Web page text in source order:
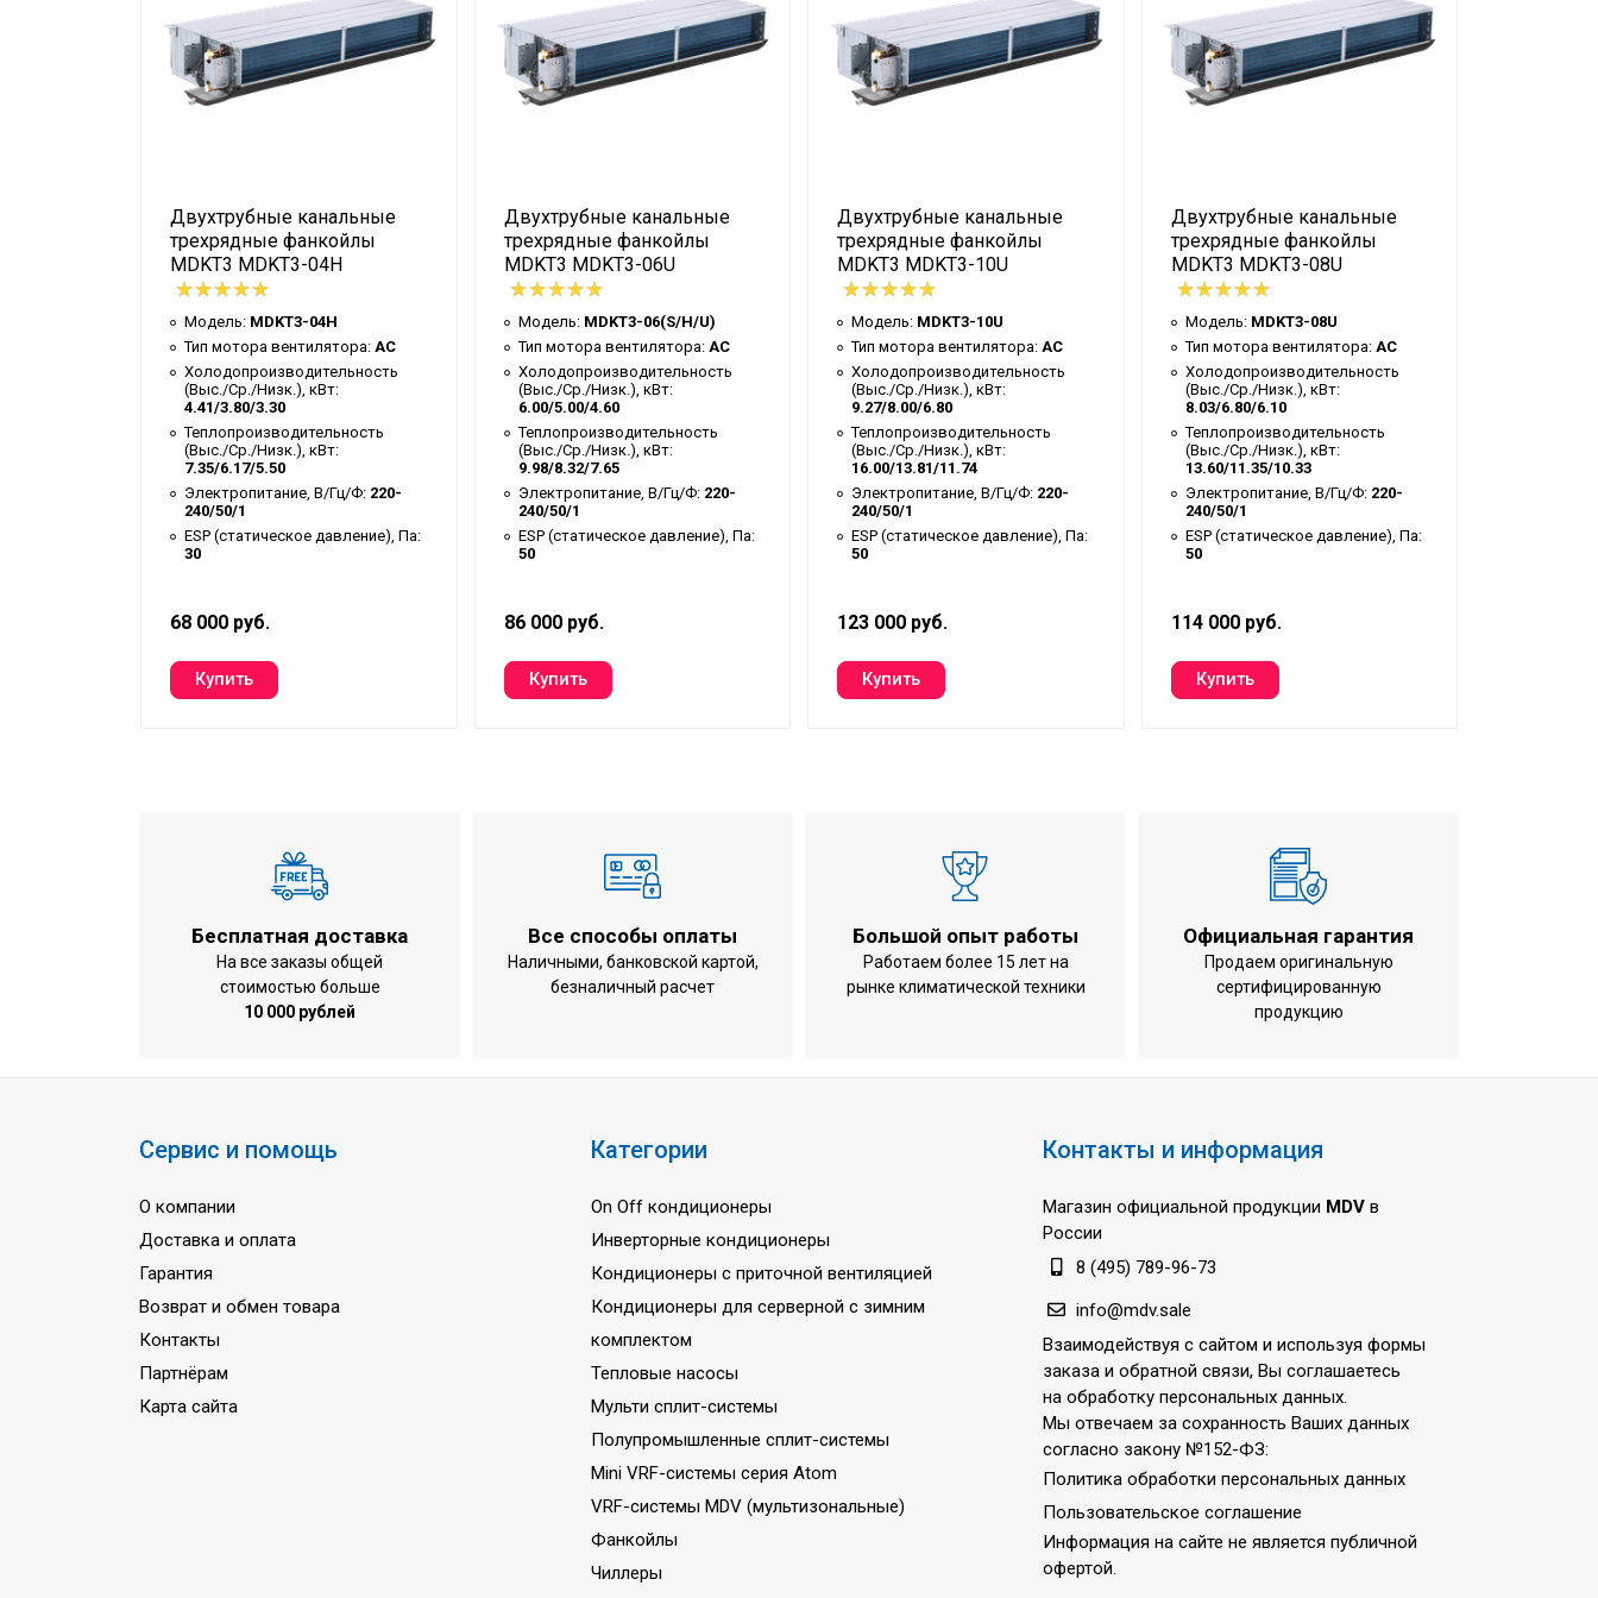
Двухтрубные канальные
трехрядные фанкойлы
MDKT3 MDKT3-04H
Модель: MDKT3-04H
Тип мотора вентилятора: AC
Холодопроизводительность
(Выс./Ср./Низк.), кВт:
4.41/3.80/3.30
Теплопроизводительность
(Выс./Ср./Низк.), кВт:
7.35/6.17/5.50
Электропитание, В/Гц/Ф: 220-
240/50/1
ESP (статическое давление), Па:
30
68 000 руб.
Двухтрубные канальные
трехрядные фанкойлы
MDKT3 MDKT3-06U
Модель: MDKT3-06(S/H/U)
Тип мотора вентилятора: AC
Холодопроизводительность
(Выс./Ср./Низк.), кВт:
6.00/5.00/4.60
Теплопроизводительность
(Выс./Ср./Низк.), кВт:
9.98/8.32/7.65
Электропитание, В/Гц/Ф: 220-
240/50/1
ESP (статическое давление), Па:
50
86 000 руб.
Двухтрубные канальные
трехрядные фанкойлы
MDKT3 MDKT3-10U
Модель: MDKT3-10U
Тип мотора вентилятора: AC
Холодопроизводительность
(Выс./Ср./Низк.), кВт:
9.27/8.00/6.80
Теплопроизводительность
(Выс./Ср./Низк.), кВт:
16.00/13.81/11.74
Электропитание, В/Гц/Ф: 220-
240/50/1
ESP (статическое давление), Па:
50
123 000 руб.
Двухтрубные канальные
трехрядные фанкойлы
MDKT3 MDKT3-08U
Модель: MDKT3-08U
Тип мотора вентилятора: AC
Холодопроизводительность
(Выс./Ср./Низк.), кВт:
8.03/6.80/6.10
Теплопроизводительность
(Выс./Ср./Низк.), кВт:
13.60/11.35/10.33
Электропитание, В/Гц/Ф: 220-
240/50/1
ESP (статическое давление), Па:
50
114 000 руб.
Бесплатная доставка
На все заказы общей
стоимостью больше
10 000 рублей
Все способы оплаты
Наличными, банковской картой,
безналичный расчет
Большой опыт работы
Работаем более 15 лет на
рынке климатической техники
Официальная гарантия
Продаем оригинальную
сертифицированную
продукцию
Сервис и помощь
О компании
Доставка и оплата
Гарантия
Возврат и обмен товара
Контакты
Партнёрам
Карта сайта
Категории
On Off кондиционеры
Инверторные кондиционеры
Кондиционеры с приточной вентиляцией
Кондиционеры для серверной с зимним
комплектом
Тепловые насосы
Мульти сплит-системы
Полупромышленные сплит-системы
Mini VRF-системы серия Atom
VRF-системы MDV (мультизональные)
Фанкойлы
Чиллеры
Контакты и информация
Магазин официальной продукции MDV в
России
8 (495) 789-96-73
info@mdv.sale
Взаимодействуя с сайтом и используя формы
заказа и обратной связи, Вы соглашаетесь
на обработку персональных данных.
Мы отвечаем за сохранность Ваших данных
согласно закону №152-ФЗ:
Политика обработки персональных данных
Пользовательское соглашение
Информация на сайте не является публичной
офертой.